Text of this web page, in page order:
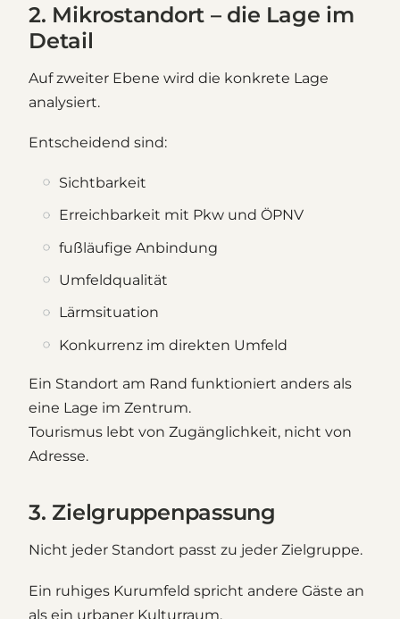
2. Mikrostandort – die Lage im
Detail
Auf zweiter Ebene wird die konkrete Lage
analysiert.
Entscheidend sind:
Sichtbarkeit
Erreichbarkeit mit Pkw und ÖPNV
fußläufige Anbindung
Umfeldqualität
Lärmsituation
Konkurrenz im direkten Umfeld
Ein Standort am Rand funktioniert anders als
eine Lage im Zentrum.
Tourismus lebt von Zugänglichkeit, nicht von
Adresse.
3. Zielgruppenpassung
Nicht jeder Standort passt zu jeder Zielgruppe.
Ein ruhiges Kurumfeld spricht andere Gäste an
als ein urbaner Kulturraum.